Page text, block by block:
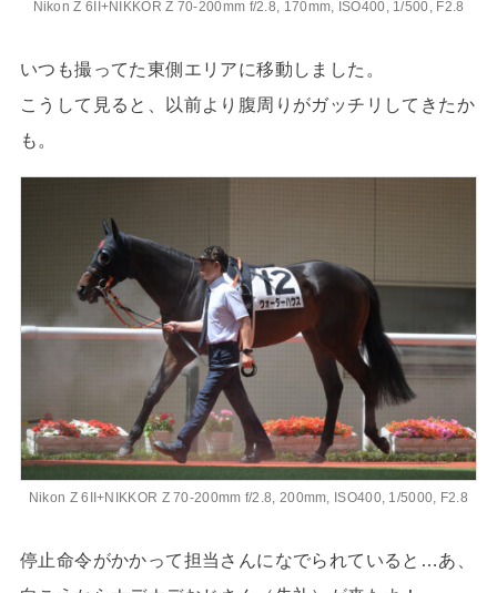
Nikon Z 6II+NIKKOR Z 70-200mm f/2.8, 170mm, ISO400, 1/500, F2.8
いつも撮ってた東側エリアに移動しました。
こうして見ると、以前より腹周りがガッチリしてきたか
も。
Nikon Z 6II+NIKKOR Z 70-200mm f/2.8, 200mm, ISO400, 1/5000, F2.8
停止命令がかかって担当さんになでられていると…あ、